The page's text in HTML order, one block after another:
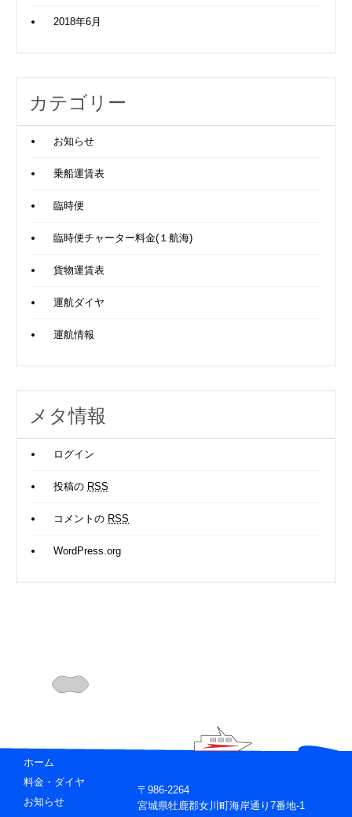
2018年6月
カテゴリー
お知らせ
乗船運賃表
臨時便
臨時便チャーター料金(１航海)
貨物運賃表
運航ダイヤ
運航情報
メタ情報
ログイン
投稿の RSS
コメントの RSS
WordPress.org
ホーム
料金・ダイヤ
お知らせ
〒986-2264
宮城県牡鹿郡女川町海岸通り7番地-1